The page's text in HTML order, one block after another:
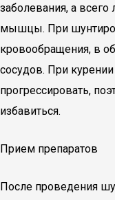
заболевания, а
мышцы. При
кровообращения, в
сосудов. При
прогрессировать,
избавиться.
Прием препаратов
После проведения